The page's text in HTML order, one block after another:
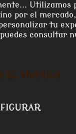
Utilizamos
por el
tu
consultar
EL VÍNCULO